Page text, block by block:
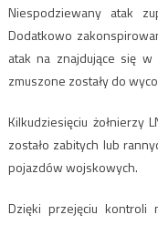
Niespodziewany atak
Dodatkowo
atak na znajdujące się w
zmuszone zostały do
Kilkudziesięciu żołnierzy
zostało zabitych lub
pojazdów wojskowych.
Dzięki przejęciu kontroli